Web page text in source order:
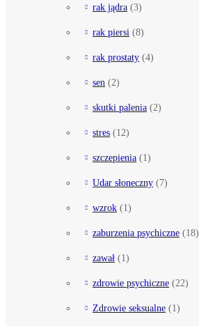
rak jądra (3)
rak piersi (8)
rak prostaty (4)
sen (2)
skutki palenia (2)
stres (12)
szczepienia (1)
Udar słoneczny (7)
wzrok (1)
zaburzenia psychiczne (18)
zawał (1)
zdrowie psychiczne (22)
Zdrowie seksualne (1)